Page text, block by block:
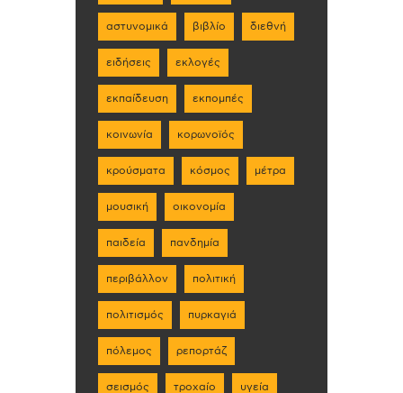
αστυνομικά βιβλίο διεθνή
ειδήσεις εκλογές
εκπαίδευση εκπομπές
κοινωνία κορωνοϊός
κρούσματα κόσμος μέτρα
μουσική οικονομία
παιδεία πανδημία
περιβάλλον πολιτική
πολιτισμός πυρκαγιά
πόλεμος ρεπορτάζ
σεισμός τροχαίο υγεία